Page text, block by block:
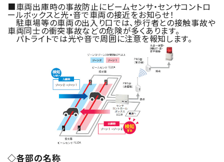
■車両出庫時の事故防止にビームセンサ・センサコントロ
ールボックスと光・音で車両の接近をお知らせ！
駐車場等の車両の出入り口では、歩行者との接触事故や
車両同士の衝突事故などの危険が多くあります。
パトライトでは光や音で周囲に注意を報知します。
◇各部の名称